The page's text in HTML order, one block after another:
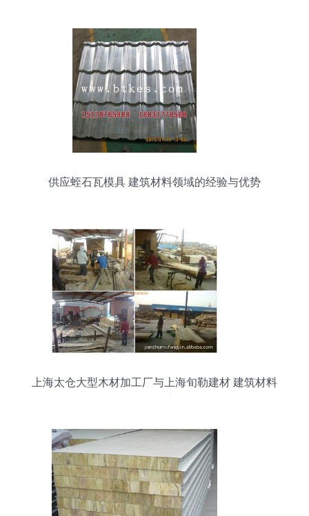
供应蛭石瓦模具 建筑材料领域的经验与优势
上海太仓大型木材加工厂与上海旬勒建材 建筑材料